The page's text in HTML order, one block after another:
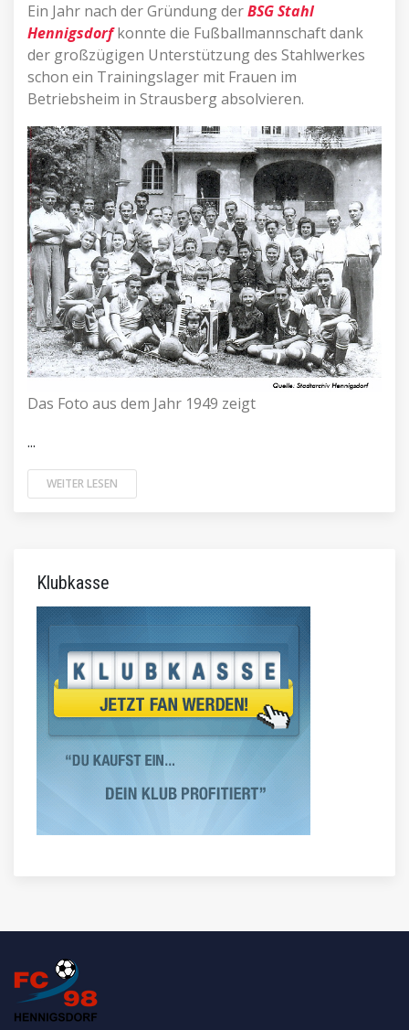
Ein Jahr nach der Gründung derBSG Stahl
Hennigsdorfkonnte die Fußballmannschaft dank
der großzügigen Unterstützung des Stahlwerkes
schon ein Trainingslager mit Frauen im
Betriebsheim in Strausberg absolvieren.
Das Foto aus dem Jahr 1949 zeigt
...
WEITER LESEN
Klubkasse